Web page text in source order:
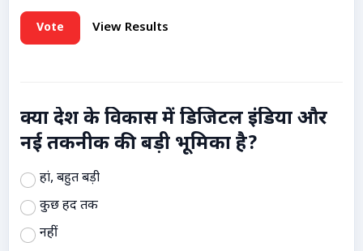
Vote View Results
क्या देश के विकास में डिजिटल इंडिया और
नई तकनीक की बड़ी भूमिका है?
हां, बहुत बड़ी
कुछ हद तक
नहीं